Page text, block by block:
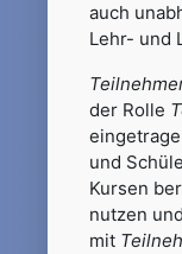
auch
Lehr- und
der Rolle
und
Kursen
nutzen
mit